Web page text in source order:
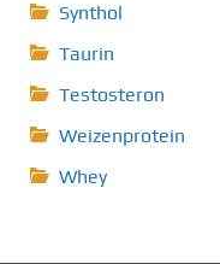
Synthol
Taurin
Testosteron
Weizenprotein
Whey